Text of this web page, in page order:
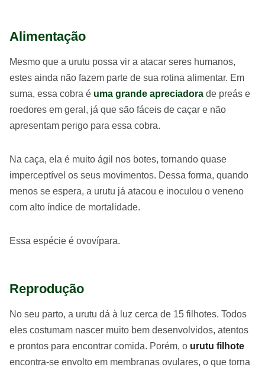
Alimentação
Mesmo que a urutu possa vir a atacar seres humanos,
estes ainda não fazem parte de sua rotina alimentar. Em
suma, essa cobra é uma grande apreciadora de preás e
roedores em geral, já que são fáceis de caçar e não
apresentam perigo para essa cobra.
Na caça, ela é muito ágil nos botes, tornando quase
imperceptível os seus movimentos. Dessa forma, quando
menos se espera, a urutu já atacou e inoculou o veneno
com alto índice de mortalidade.
Essa espécie é ovovípara.
Reprodução
No seu parto, a urutu dá à luz cerca de 15 filhotes. Todos
eles costumam nascer muito bem desenvolvidos, atentos
e prontos para encontrar comida. Porém, o urutu filhote
encontra-se envolto em membranas ovulares, o que torna